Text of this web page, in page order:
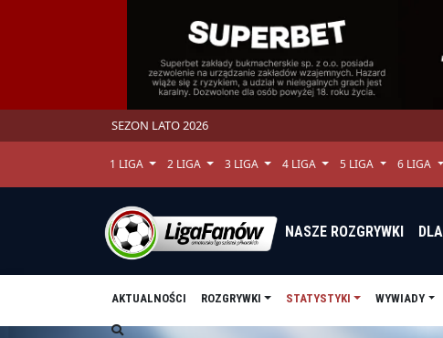
SEZON LATO 2026
1 LIGA 2 LIGA 3 LIGA 4 LIGA 5 LIGA 6 LIGA
NASZE ROZGRYWKI
AKTUALNOŚCI ROZGRYWKI STATYSTYKI WYWIADY